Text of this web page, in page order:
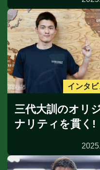
インタ
三代大訓のオリ
ナリティを貫く!